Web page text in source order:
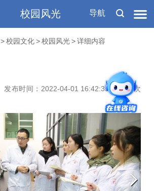
导航
校园风光
> 校园文化 > 校园风光 > 详细内容
发布时间：2022-04-01 16:42:35
浏览次